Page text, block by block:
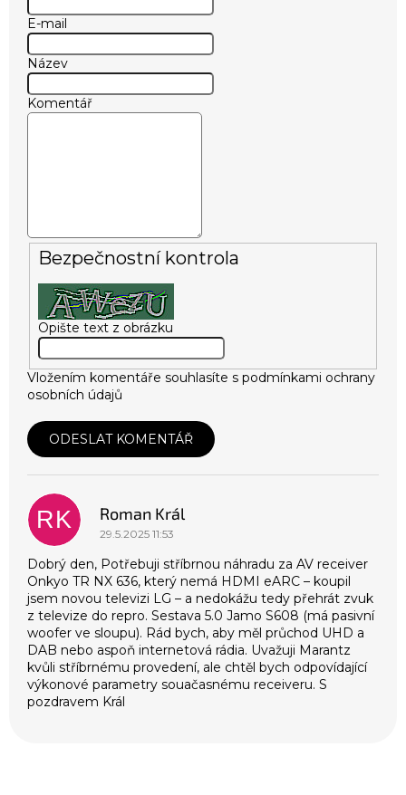
E-mail
Název
Komentář
Bezpečnostní kontrola
Opište text z obrázku
Vložením komentáře souhlasíte s podmínkami ochrany
osobních údajů
ODESLAT KOMENTÁŘ
ý
p
i
s
i
s
k
u
z
í
RK Roman Král
29.5.2025 11:53
Dobrý den, Potřebuji stříbrnou náhradu za AV receiver
Onkyo TR NX 636, který nemá HDMI eARC – koupil
jsem novou televizi LG – a nedokážu tedy přehrát zvuk
z televize do repro. Sestava 5.0 Jamo S608 (má pasivní
woofer ve sloupu). Rád bych, aby měl průchod UHD a
DAB nebo aspoň internetová rádia. Uvažuji Marantz
kvůli stříbrnému provedení, ale chtěl bych odpovídající
výkonové parametry souačasnému receiveru. S
pozdravem Král